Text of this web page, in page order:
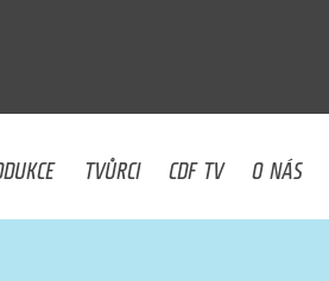
TVŮRCI CDF TV O NÁS